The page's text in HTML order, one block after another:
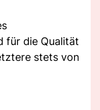
für die Qualität
stets von